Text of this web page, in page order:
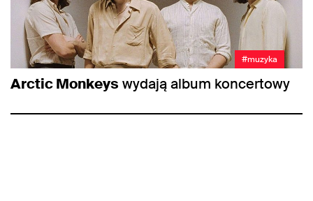
#muzyka
Arctic Monkeys wydają album koncertowy